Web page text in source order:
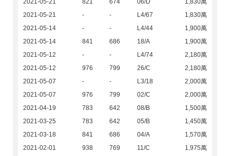
2021-05-21
821 674 06/D
1,830萬
2021-05-21
- - L4/67
1,830萬
2021-05-14
- - L4/44
1,900萬
2021-05-14
841 686 18/A
1,900萬
2021-05-12
- - L4/74
2,180萬
2021-05-12
976 799 26/C
2,180萬
2021-05-07
- - L3/18
2,000萬
2021-05-07
976 799 02/C
2,000萬
2021-04-19
783 642 08/B
1,500萬
2021-03-25
783 642 05/B
1,450萬
2021-03-18
841 686 04/A
1,570萬
2021-02-01
938 769 11/C
1,975萬